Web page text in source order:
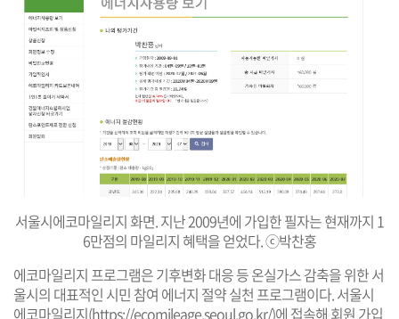
서울시에코마일리지 화면. 지난 2009년에 가입한 필자는 현재까지 1
6만점의 마일리지 혜택을 얻었다. ⓒ박찬홍
에코마일리지 프로그램은 기후변화 대응 등 온실가스 감축을 위한 서
울시의 대표적인 시민 참여 에너지 절약 실천 프로그램이다. 서울시
에코마일리지(https://ecomileage.seoul.go.kr/)에 접속해 회원 가입